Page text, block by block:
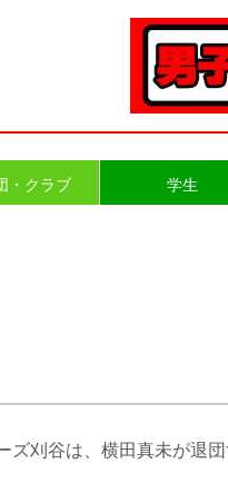
・クラブ 学生
刈谷は、横田真未が退